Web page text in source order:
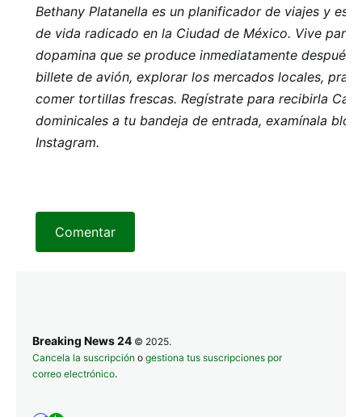
Bethany Platanella es un planificador de viajes y
de vida radicado en la Ciudad de México. Vive para
dopamina que se produce inmediatamente después
billete de avión, explorar los mercados locales,
comer tortillas frescas. Regístrate para recibirla
dominicales a tu bandeja de entrada, examínala blog
Instagram.
Comentar
Breaking News 24 © 2025.
Cancela la suscripción o gestiona tus suscripciones por
correo electrónico.